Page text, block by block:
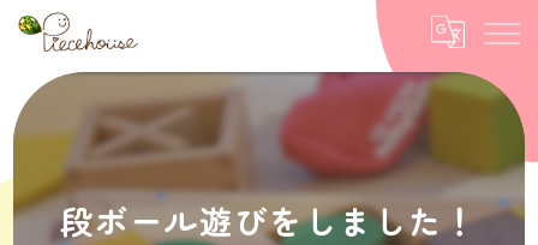
段ボール遊びをしました！